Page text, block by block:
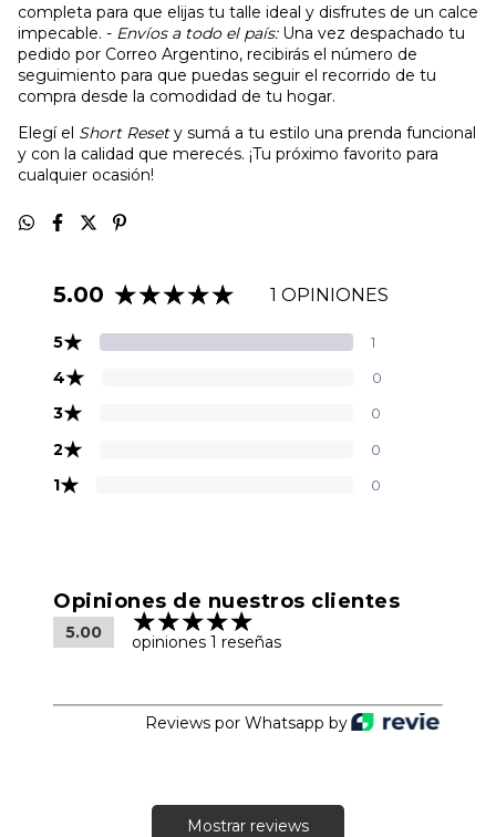
completa para que elijas tu talle ideal y disfrutes de un calce
impecable. - Envíos a todo el país:Una vez despachado tu
pedido por Correo Argentino, recibirás el número de
seguimiento para que puedas seguir el recorrido de tu
compra desde la comodidad de tu hogar.
Elegí el Short Resety sumá a tu estilo una prenda funcional
y con la calidad que merecés. ¡Tu próximo favorito para
cualquier ocasión!
5.00 1 OPINIONES
5★ 1
4★ 0
3★ 0
2★ 0
1★ 0
Opiniones de nuestros clientes
5.00 opiniones 1 reseñas
Reviews por Whatsapp by
Mostrar reviews